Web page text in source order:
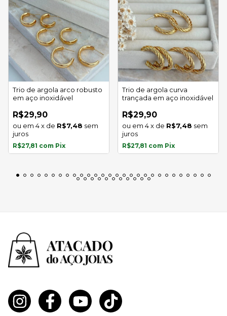
Trio de argola arco robusto
em aço inoxidável
R$29,90
4x de R$7,48 sem
juros
R$27,81 com Pix
Trio de argola curva
trançada em aço inoxidável
R$29,90
4x de R$7,48 sem
juros
R$27,81 com Pix